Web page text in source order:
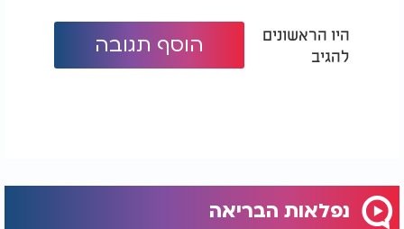
היו הראשונים
להגיב
הוסף תגובה
נפלאות הבריאה